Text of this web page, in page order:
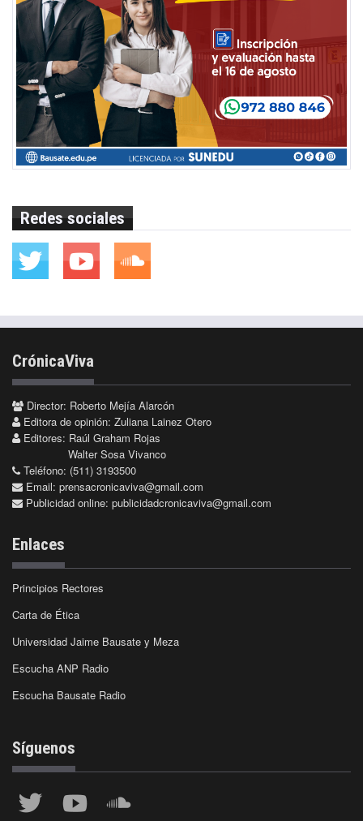
Redes sociales
CrónicaViva
Director: Roberto Mejía Alarcón
Editora de opinión: Zuliana Lainez Otero
Editores: Raúl Graham Rojas
Walter Sosa Vivanco
Teléfono: (511) 3193500
Email: prensacronicaviva@gmail.com
Publicidad online: publicidadcronicaviva@gmail.com
Enlaces
Principios Rectores
Carta de Ética
Universidad Jaime Bausate y Meza
Escucha ANP Radio
Escucha Bausate Radio
Síguenos